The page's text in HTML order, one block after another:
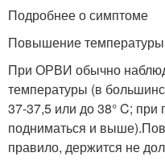
Подробнее о симптоме
Повышение температуры
При ОРВИ обычно
температуры (в
37-37,5 или до 38° C; при
подниматься и
правило, держится не